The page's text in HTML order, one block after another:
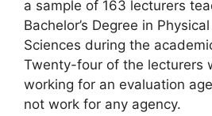
a sample of 163 lecturers
Bachelor’s Degree in
Sciences during the
Twenty-four of the lecturers
working for an evaluation
not work for any agency.